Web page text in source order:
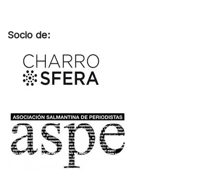
Socio de: